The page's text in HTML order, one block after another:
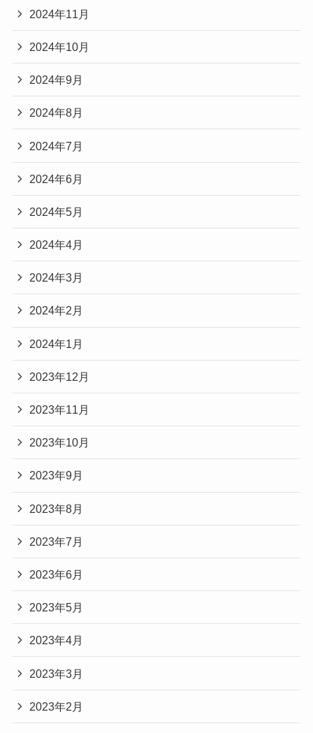
2024年11月
2024年10月
2024年9月
2024年8月
2024年7月
2024年6月
2024年5月
2024年4月
2024年3月
2024年2月
2024年1月
2023年12月
2023年11月
2023年10月
2023年9月
2023年8月
2023年7月
2023年6月
2023年5月
2023年4月
2023年3月
2023年2月